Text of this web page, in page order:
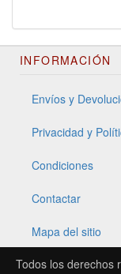
INFORMACIÓN
Envíos y
Privacidad y
Condiciones
Contactar
Mapa del sitio
Todos los derechos